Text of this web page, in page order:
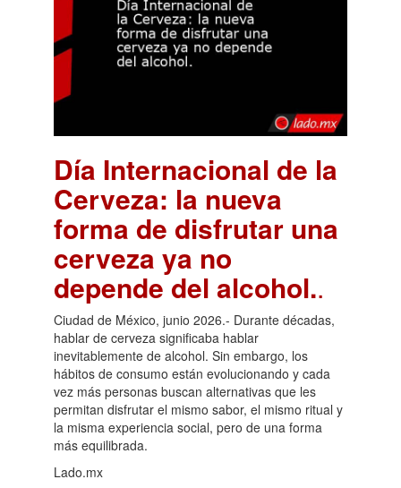
Día Internacional de la
Cerveza: la nueva
forma de disfrutar una
cerveza ya no
depende del alcohol..
Ciudad de México, junio 2026.- Durante décadas,
hablar de cerveza significaba hablar
inevitablemente de alcohol. Sin embargo, los
hábitos de consumo están evolucionando y cada
vez más personas buscan alternativas que les
permitan disfrutar el mismo sabor, el mismo ritual y
la misma experiencia social, pero de una forma
más equilibrada.
Lado.mx